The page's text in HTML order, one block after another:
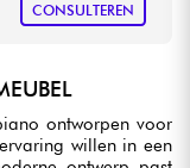
CONSULTEREN
ontworpen voor
willen in een